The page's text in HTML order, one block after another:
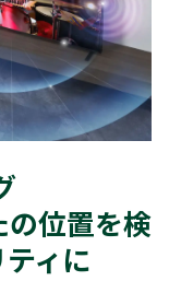
の位置を検
ィに